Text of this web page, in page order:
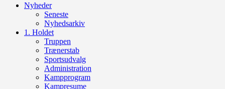
Nyheder
Seneste
Nyhedsarkiv
1. Holdet
Truppen
Trænerstab
Sportsudvalg
Administration
Kampprogram
Kampresume